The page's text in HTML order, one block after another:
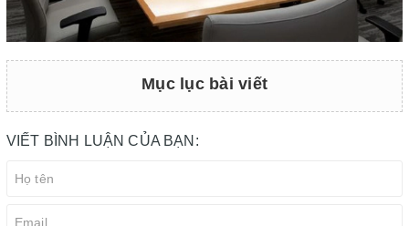
Mục lục bài viết
VIẾT BÌNH LUẬN CỦA BẠN: